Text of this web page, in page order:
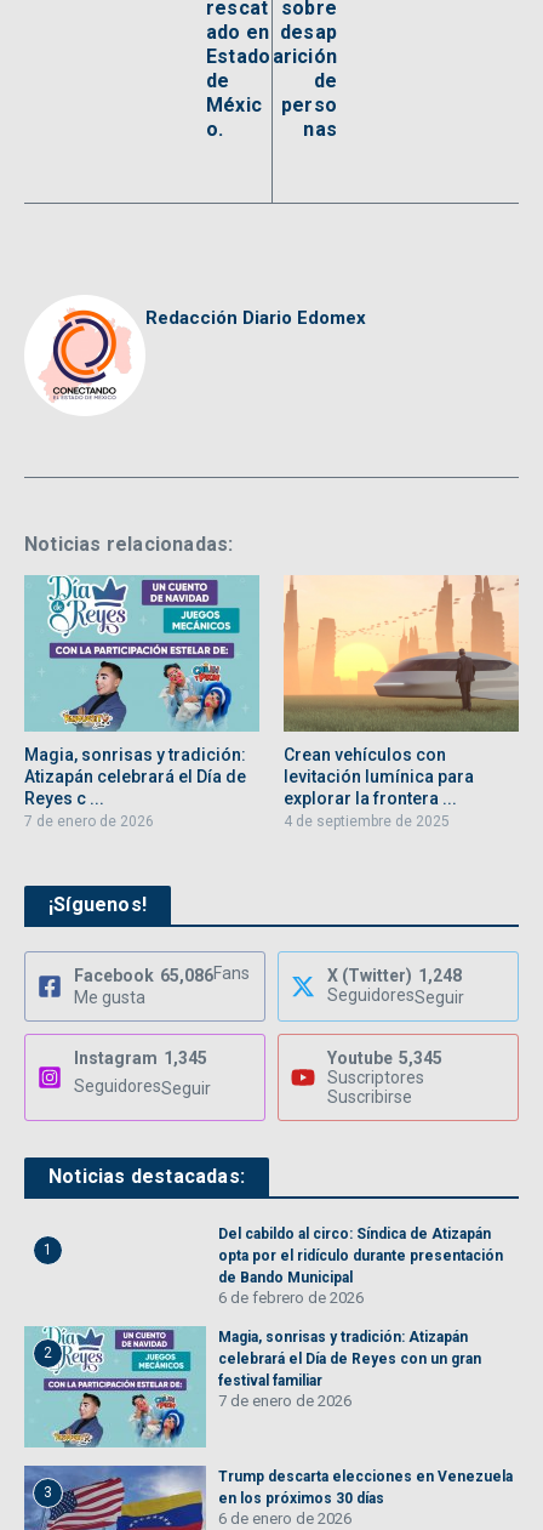
rescat
ado en
Estado
de
Méxic
o.
sobre
desap
arición
de
perso
nas
Redacción Diario Edomex
Noticias relacionadas:
Magia, sonrisas y tradición:
Atizapán celebrará el Día de
Reyes c ...
7 de enero de 2026
Crean vehículos con
levitación lumínica para
explorar la frontera ...
4 de septiembre de 2025
¡Síguenos!
Facebook 65,086Fans
Me gusta
X (Twitter) 1,248
SeguidoresSeguir
Instagram 1,345
SeguidoresSeguir
Youtube 5,345
Suscriptores
Suscribirse
Noticias destacadas:
1
Del cabildo al circo: Síndica de Atizapán
opta por el ridículo durante presentación
de Bando Municipal
6 de febrero de 2026
2
Magia, sonrisas y tradición: Atizapán
celebrará el Día de Reyes con un gran
festival familiar
7 de enero de 2026
3
Trump descarta elecciones en Venezuela
en los próximos 30 días
6 de enero de 2026